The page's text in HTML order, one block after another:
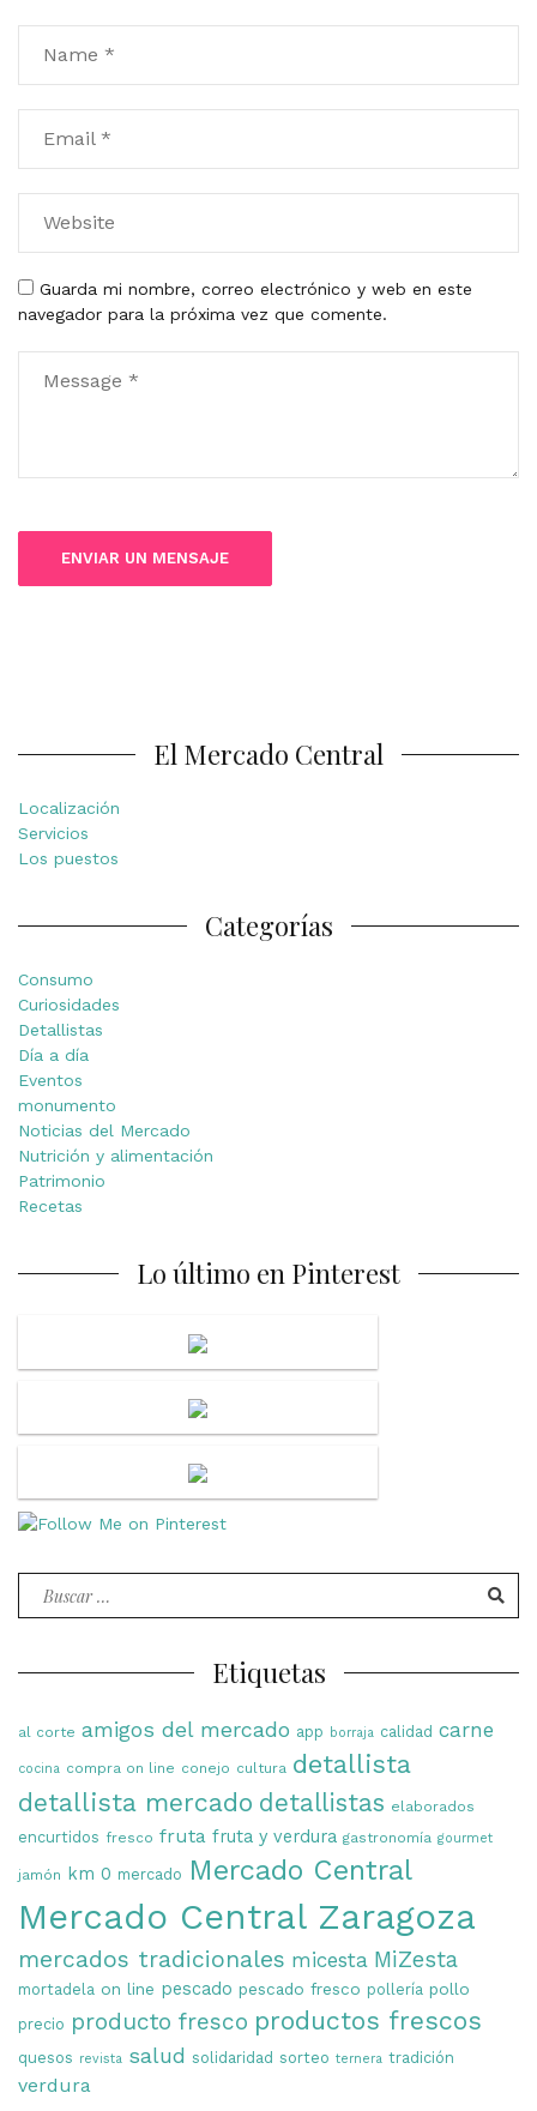
Guarda mi nombre, correo electrónico y web en este
navegador para la próxima vez que comente.
El Mercado Central
Localización
Servicios
Los puestos
Categorías
Consumo
Curiosidades
Detallistas
Día a día
Eventos
monumento
Noticias del Mercado
Nutrición y alimentación
Patrimonio
Recetas
Lo último en Pinterest
Etiquetas
al corte amigos del mercado app borraja calidad carne
cocina compra on line conejo cultura detallista
detallista mercado detallistas elaborados
encurtidos fresco fruta fruta y verdura gastronomía gourmet
jamón km 0 mercado Mercado Central
Mercado Central Zaragoza
mercados tradicionales micesta MiZesta
mortadela on line pescado pescado fresco pollería pollo
precio producto fresco productos frescos
quesos revista salud solidaridad sorteo ternera tradición
verdura